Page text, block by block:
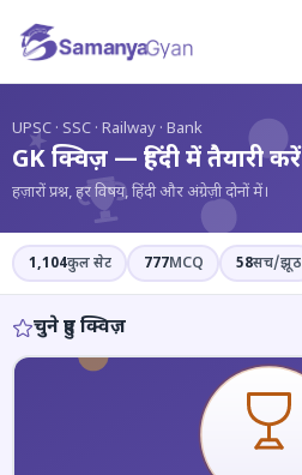
?
UPSC · SSC · Railway · Bank
GK क्विज़ — हिंदी में तैयारी करें
हज़ारों प्रश्न, हर विषय, हिंदी और अंग्रेज़ी दोनों में।
1,104कुल सेट 777MCQ 58सच/झूठ
चुने हुए क्विज़